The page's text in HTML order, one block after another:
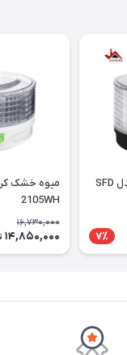
میوه خشک کن سنکور مدل SFD
7٪
2105WH
16,730,000
14,850,000